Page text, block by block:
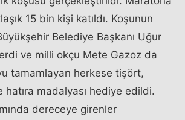
15 bin kişi katıldı. Koşunun
Belediye Başkanı Uğur
ve milli okçu Mete Gazoz da
tamamlayan herkese tişört,
hatıra madalyası hediye edildi.
dereceye girenler